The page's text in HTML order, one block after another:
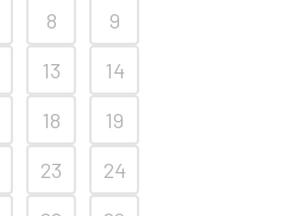
8
9
13
14
18
19
23
24